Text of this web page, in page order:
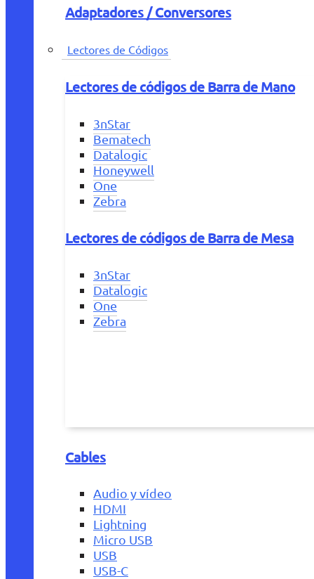
Adaptadores / Conversores
Lectores de Códigos
Lectores de códigos de Barra de Mano
3nStar
Bematech
Datalogic
Honeywell
One
Zebra
Lectores de códigos de Barra de Mesa
3nStar
Datalogic
One
Zebra
Cables
Audio y vídeo
HDMI
Lightning
Micro USB
USB
USB-C